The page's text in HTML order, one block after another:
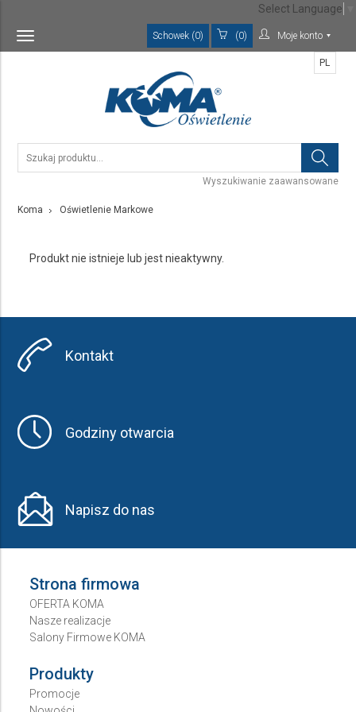
Toggle
navigation
Schowek (0) (0) Moje konto
Wyszukiwanie zaawansowane
PL
Koma Oświetlenie Markowe
Produkt nie istnieje lub jest nieaktywny.
Kontakt
Godziny otwarcia
Napisz do nas
Strona firmowa
OFERTA KOMA
Nasze realizacje
Salony Firmowe KOMA
Produkty
Promocje
Select Language